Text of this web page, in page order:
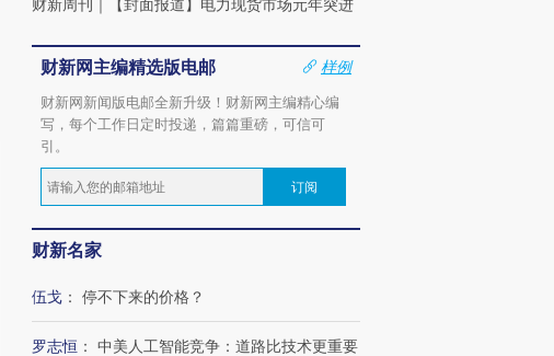
财新周刊 ｜ 【封面报道】电力现货市场元年突进
财新网主编精选版电邮
样例
财新网新闻版电邮全新升级！财新网主编精心编
写，每个工作日定时投递，篇篇重磅，可信可
引。
订阅
财新名家
伍戈 ： 停不下来的价格？
罗志恒 ： 中美人工智能竞争：道路比技术更重要